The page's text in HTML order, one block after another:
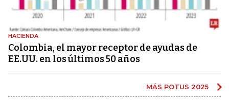
HACIENDA
Colombia, el mayor receptor de ayudas de
EE.UU. en los últimos 50 años
MÁS POTUS 2025